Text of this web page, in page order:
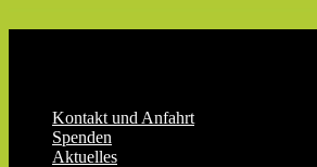
Kontakt und Anfahrt
Spenden
Aktuelles